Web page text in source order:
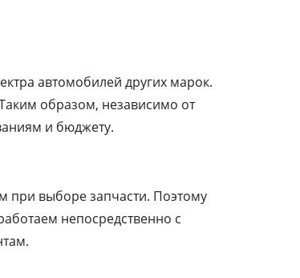
автомобилей других марок.
образом, независимо от
и бюджету.
при выборе запчасти. Поэтому
непосредственно с